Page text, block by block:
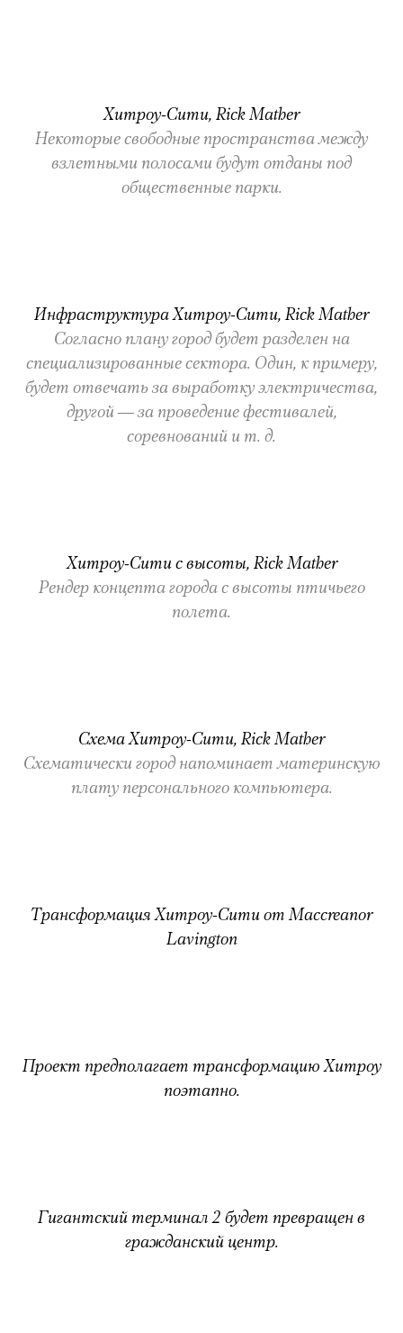
Хитроу-Сити, Rick Mather
Некоторые свободные пространства между
взлетными полосами будут отданы под
общественные парки.
Инфраструктура Хитроу-Сити, Rick Mather
Согласно плану город будет разделен на
специализированные сектора. Один, к примеру,
будет отвечать за выработку электричества,
другой — за проведение фестивалей,
соревнований и т. д.
Хитроу-Сити с высоты, Rick Mather
Рендер концепта города с высоты птичьего
полета.
Схема Хитроу-Сити, Rick Mather
Схематически город напоминает материнскую
плату персонального компьютера.
Трансформация Хитроу-Сити от Maccreanor
Lavington
Проект предполагает трансформацию Хитроу
поэтапно.
Гигантский терминал 2 будет превращен в
гражданский центр.